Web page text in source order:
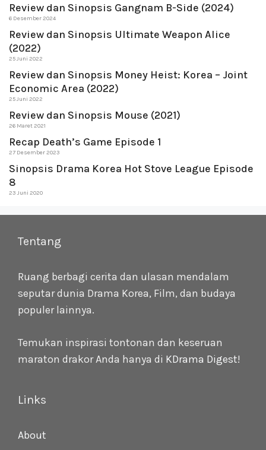
Review dan Sinopsis Gangnam B-Side (2024)
6 Desember 2024
Review dan Sinopsis Ultimate Weapon Alice
(2022)
25 Juni 2022
Review dan Sinopsis Money Heist: Korea – Joint
Economic Area (2022)
25 Juni 2022
Review dan Sinopsis Mouse (2021)
26 Maret 2021
Recap Death’s Game Episode 1
27 Desember 2023
Sinopsis Drama Korea Hot Stove League Episode
8
23 Juni 2020
Tentang
Ruang berbagi cerita dan ulasan mendalam
seputar dunia Drama Korea, Film, dan budaya
populer lainnya.
Temukan inspirasi tontonan dan keseruan
maraton drakor Anda hanya di KDrama Digest!
Links
About